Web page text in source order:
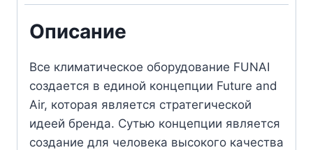
Описание
Все климатическое оборудование FUNAI
создается в единой концепции Future and
Air, которая является стратегической
идеей бренда. Сутью концепции является
создание для человека высокого качества